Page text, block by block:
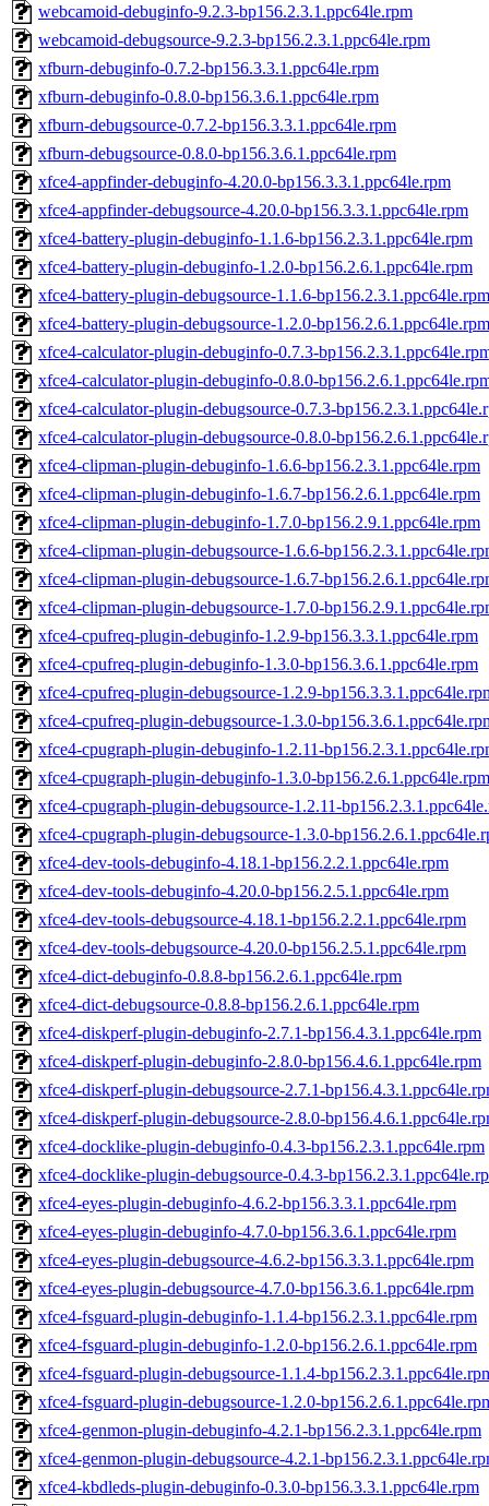
webcamoid-debuginfo-9.2.3-bp156.2.3.1.ppc64le.rpm
webcamoid-debugsource-9.2.3-bp156.2.3.1.ppc64le.rpm
xfburn-debuginfo-0.7.2-bp156.3.3.1.ppc64le.rpm
xfburn-debuginfo-0.8.0-bp156.3.6.1.ppc64le.rpm
xfburn-debugsource-0.7.2-bp156.3.3.1.ppc64le.rpm
xfburn-debugsource-0.8.0-bp156.3.6.1.ppc64le.rpm
xfce4-appfinder-debuginfo-4.20.0-bp156.3.3.1.ppc64le.rpm
xfce4-appfinder-debugsource-4.20.0-bp156.3.3.1.ppc64le.rpm
xfce4-battery-plugin-debuginfo-1.1.6-bp156.2.3.1.ppc64le.rpm
xfce4-battery-plugin-debuginfo-1.2.0-bp156.2.6.1.ppc64le.rpm
xfce4-battery-plugin-debugsource-1.1.6-bp156.2.3.1.ppc64le.rpm
xfce4-battery-plugin-debugsource-1.2.0-bp156.2.6.1.ppc64le.rpm
xfce4-calculator-plugin-debuginfo-0.7.3-
xfce4-calculator-plugin-debuginfo-0.8.0-
xfce4-calculator-plugin-debugsource-0.7.3-
xfce4-calculator-plugin-debugsource-0.8.0-
xfce4-clipman-plugin-debuginfo-1.6.6-bp156.2.3.1.ppc64le.rpm
xfce4-clipman-plugin-debuginfo-1.6.7-bp156.2.6.1.ppc64le.rpm
xfce4-clipman-plugin-debuginfo-1.7.0-bp156.2.9.1.ppc64le.rpm
xfce4-clipman-plugin-debugsource-1.6.6-
xfce4-clipman-plugin-debugsource-1.6.7-
xfce4-clipman-plugin-debugsource-1.7.0-
xfce4-cpufreq-plugin-debuginfo-1.2.9-bp156.3.3.1.ppc64le.rpm
xfce4-cpufreq-plugin-debuginfo-1.3.0-bp156.3.6.1.ppc64le.rpm
xfce4-cpufreq-plugin-debugsource-1.2.9-
xfce4-cpufreq-plugin-debugsource-1.3.0-
xfce4-cpugraph-plugin-debuginfo-1.2.11-
xfce4-cpugraph-plugin-debuginfo-1.3.0-bp156.2.6.1.ppc64le.rpm
xfce4-cpugraph-plugin-debugsource-1.2.11-
xfce4-cpugraph-plugin-debugsource-1.3.0-
xfce4-dev-tools-debuginfo-4.18.1-bp156.2.2.1.ppc64le.rpm
xfce4-dev-tools-debuginfo-4.20.0-bp156.2.5.1.ppc64le.rpm
xfce4-dev-tools-debugsource-4.18.1-bp156.2.2.1.ppc64le.rpm
xfce4-dev-tools-debugsource-4.20.0-bp156.2.5.1.ppc64le.rpm
xfce4-dict-debuginfo-0.8.8-bp156.2.6.1.ppc64le.rpm
xfce4-dict-debugsource-0.8.8-bp156.2.6.1.ppc64le.rpm
xfce4-diskperf-plugin-debuginfo-2.7.1-bp156.4.3.1.ppc64le.rpm
xfce4-diskperf-plugin-debuginfo-2.8.0-bp156.4.6.1.ppc64le.rpm
xfce4-diskperf-plugin-debugsource-2.7.1-
xfce4-diskperf-plugin-debugsource-2.8.0-
xfce4-docklike-plugin-debuginfo-0.4.3-bp156.2.3.1.ppc64le.rpm
xfce4-docklike-plugin-debugsource-0.4.3-
xfce4-eyes-plugin-debuginfo-4.6.2-bp156.3.3.1.ppc64le.rpm
xfce4-eyes-plugin-debuginfo-4.7.0-bp156.3.6.1.ppc64le.rpm
xfce4-eyes-plugin-debugsource-4.6.2-bp156.3.3.1.ppc64le.rpm
xfce4-eyes-plugin-debugsource-4.7.0-bp156.3.6.1.ppc64le.rpm
xfce4-fsguard-plugin-debuginfo-1.1.4-bp156.2.3.1.ppc64le.rpm
xfce4-fsguard-plugin-debuginfo-1.2.0-bp156.2.6.1.ppc64le.rpm
xfce4-fsguard-plugin-debugsource-1.1.4-
xfce4-fsguard-plugin-debugsource-1.2.0-
xfce4-genmon-plugin-debuginfo-4.2.1-bp156.2.3.1.ppc64le.rpm
xfce4-genmon-plugin-debugsource-4.2.1-
xfce4-kbdleds-plugin-debuginfo-0.3.0-bp156.3.3.1.ppc64le.rpm